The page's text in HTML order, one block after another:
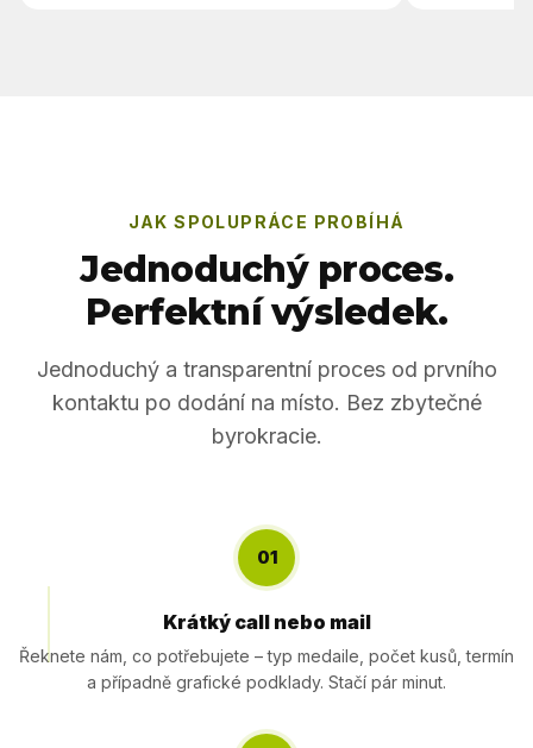
JAK SPOLUPRÁCE PROBÍHÁ
Jednoduchý proces.
Perfektní výsledek.
Jednoduchý a transparentní proces od prvního
kontaktu po dodání na místo. Bez zbytečné
byrokracie.
01
Krátký call nebo mail
Řeknete nám, co potřebujete – typ medaile, počet kusů, termín
a případně grafické podklady. Stačí pár minut.